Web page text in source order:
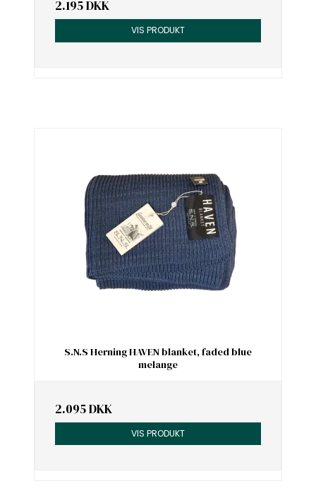
2.195 DKK
VIS PRODUKT
S.N.S Herning HAVEN blanket, faded blue
melange
2.095 DKK
VIS PRODUKT